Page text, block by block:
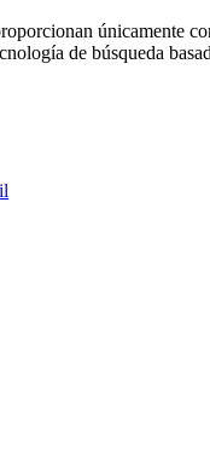
únicamente
de búsqueda